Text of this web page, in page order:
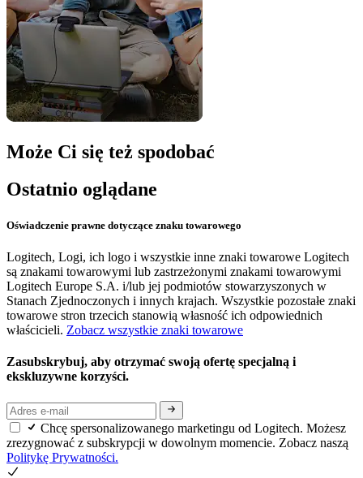
Może Ci się też spodobać
Ostatnio oglądane
Oświadczenie prawne dotyczące znaku towarowego
Logitech, Logi, ich logo i wszystkie inne znaki towarowe Logitech
są znakami towarowymi lub zastrzeżonymi znakami towarowymi
Logitech Europe S.A. i/lub jej podmiotów stowarzyszonych w
Stanach Zjednoczonych i innych krajach. Wszystkie pozostałe znaki
towarowe stron trzecich stanowią własność ich odpowiednich
właścicieli. Zobacz wszystkie znaki towarowe
Zasubskrybuj, aby otrzymać swoją ofertę specjalną i
ekskluzywne korzyści.
Chcę spersonalizowanego marketingu od Logitech. Możesz
zrezygnować z subskrypcji w dowolnym momencie. Zobacz naszą
Politykę Prywatności.